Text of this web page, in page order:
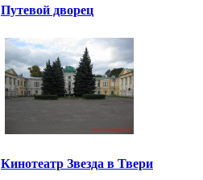
Путевой дворец
Кинотеатр Звезда в Твери